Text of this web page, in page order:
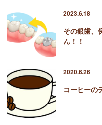
2023.6.18
その銀歯、
ん！！
2020.6.26
コーヒーの